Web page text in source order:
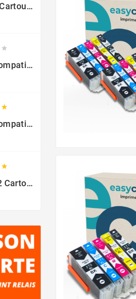
Pack 2 Cartouches Compatible Avec HP 301 XL Noir Et Couleur

Pack Compatible Avec HP 302 XL Noir Et Couleur - SANS NIVEAU ENCRE

Pack Compatible Canon PG-540 XL / CL-541 XL – Noir & Couleur – Haute Capacité

Pack 12 Cartouches Compatible EPSON 603XL